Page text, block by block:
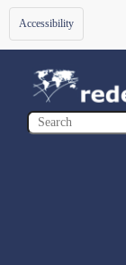
Toggle
navigation
Accessibility